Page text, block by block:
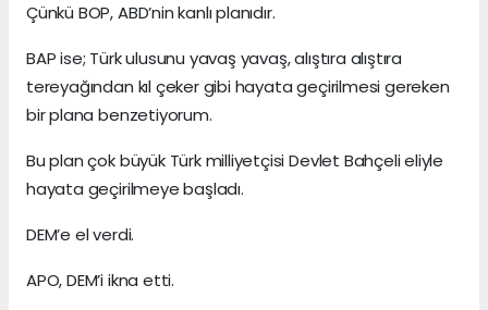
Çünkü BOP, ABD’nin kanlı planıdır.
BAP ise; Türk ulusunu yavaş yavaş, alıştıra alıştıra
tereyağından kıl çeker gibi hayata geçirilmesi gereken
bir plana benzetiyorum.
Bu plan çok büyük Türk milliyetçisi Devlet Bahçeli eliyle
hayata geçirilmeye başladı.
DEM’e el verdi.
APO, DEM’i ikna etti.